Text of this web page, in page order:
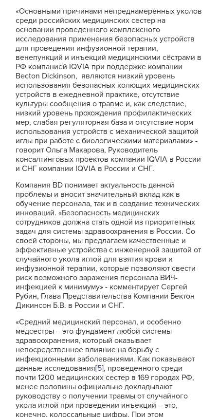
«Основными причинами непреднамеренных уколов
среди российских медицинских сестер на
основании проведенного комплексного
исследования применения безопасных устройств
для проведения инфузионной терапии,
венепункций и инъекций медицинскими сёстрами в
РФ компанией IQVIA при поддержке компании
Becton Dickinson, являются низкий уровень
использования безопасных колющих медицинских
устройств в ежедневной практике, отсутствие
культуры сообщения о травме и, как следствие,
низкий уровень прохождения профилактических
мер, слабая регуляторная база и отсутствие норм
использования устройств с механической защитой
иглы при работе с биологическими материалами» -
говорит Ольга Макарова, Руководитель
консалтинговых проектов компании IQVIA в России
и СНГ компании IQVIA в России и СНГ.
Компания BD понимает актуальность данной
проблемы и вносит значительный вклад как в
обучение персонала, так и в создание технических
инноваций. «Безопасность медицинских
сотрудников должна стать одной из приоритетных
задач для системы здравоохранения в России. Со
своей стороны, мы предлагаем качественные и
эффективные устройства с инженерной защитой от
случайного укола иглой для взятия крови и
инфузионной терапии, которые позволяют свести
риск возможного заражения персонала ВИЧ-
инфекцией к минимуму» - комментирует Сергей
Рубин, Глава Представительства Компании Бектон
Дикинсон Б.В. в России и СНГ.
«Средний медицинский персонал, и особенно
медсестры – это фундамент любой системы
здравоохранения, который оказывает
непосредственное влияние на борьбу с
инфекционными заболеваниями. Как показывают
данные исследования[5], проведенного среди
почти 1200 медицинских сестер в 169 городах РФ,
менее половины официально докладывают
руководству о получении травмы от случайного
укола иглой при проведении инъекций – это,
конечно, колоссальные цифры. При этом